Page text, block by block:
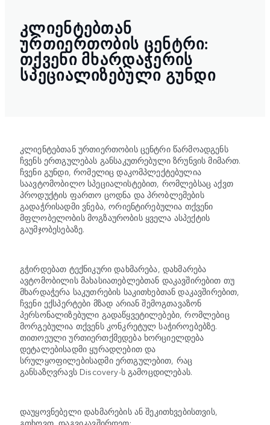
ᲙᲚᲘᲔᲜᲢᲔᲑᲗᲐᲜ
ᲣᲠᲗᲘᲔᲠᲗᲝᲑᲘᲡ ᲪᲔᲜᲢᲠᲘ:
ᲗᲥᲕᲔᲜᲘ ᲛᲮᲐᲠᲓᲐᲭᲔᲠᲘᲡ
ᲡᲞᲔᲪᲘᲐᲚᲘᲖᲔᲑᲣᲚᲘ ᲒᲣᲜᲓᲘ
კლიენტებთან ურთიერთობის ცენტრი წარმოადგენს
ჩვენს ერთგულებას განსაკუთრებული ზრუნვის მიმართ.
ჩვენი გუნდი, რომელიც დაკომპლექტებულია
საავტომობილო სპეციალისტებით, რომლებსაც აქვთ
პროდუქტის ფართო ცოდნა და პრობლემების
გადაჭრისადმი ვნება, ორიენტირებულია თქვენი
მფლობელობის მოგზაურობის ყველა ასპექტის
გაუმჯობესებაზე.
გჭირდებათ ტექნიკური დახმარება, დახმარება
ავტომობილის მახასიათებლებთან დაკავშირებით თუ
მხარდაჭერა საკუთრების საკითხებთან დაკავშირებით,
ჩვენი ექსპერტები მზად არიან შემოგთავაზონ
პერსონალიზებული გადაწყვეტილებები, რომლებიც
მორგებულია თქვენს კონკრეტულ საჭიროებებზე.
თითოეული ურთიერთქმედება ხორციელდება
დეტალებისადმი ყურადღებით და
სრულყოფილებისადმი ერთგულებით, რაც
განსაზღვრავს Discovery-ს გამოცდილებას.
დაუყოვნებელი დახმარების ან შეკითხვებისთვის,